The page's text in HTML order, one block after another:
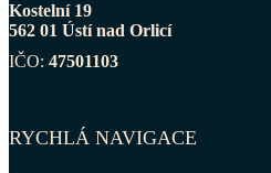
Kostelní 19
562 01 Ústí nad Orlicí
IČO: 47501103
RYCHLÁ NAVIGACE